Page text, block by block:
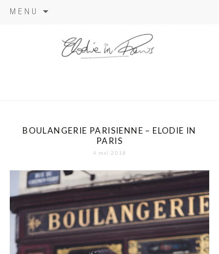
MENU
BOULANGERIE PARISIENNE – ELODIE IN
PARIS
4 mai 2018